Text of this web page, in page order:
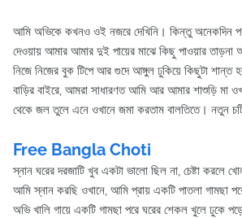
আমি অভিকে কখনও ওই নজরে দেখিনি। কিন্তু অনেকদিন
দেওয়ায় আমার আমার দুই পায়ের মাঝে কিছু পাওয়ার তাড়না
নিজে নিজের বুক টিপে আর গুদে আঙ্গুল ঢুকিয়ে কিছুটা শান্ত
বাড়ির বাইরে, আমরা সাধারণত আমি আর আমার শাশুড়ি মা
থেকে জল তুলে এনে ওখানে জমা করতাম বালতিতে। নতুন
Free Bangla Choti
স্নান ঘরের দরজাটি খুব একটা ভালো ছিল না, চেষ্টা করলে
আমি স্নান করছি ওখানে, আমি প্রায় একটি পাতলা গামছা
অভি খালি গায়ে একটি গামছা পরে ঘরের শেকল খুলে ঢুকে